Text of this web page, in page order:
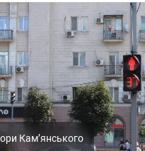
Кам’янського